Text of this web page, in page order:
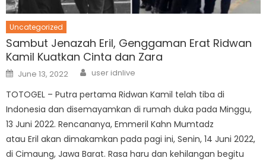
Uncategorized
Sambut Jenazah Eril, Genggaman Erat Ridwan
Kamil Kuatkan Cinta dan Zara
Posted
on
June 13, 2022 Author
user idnlive
TOTOGEL – Putra pertama Ridwan Kamil telah tiba di
Indonesia dan disemayamkan di rumah duka pada Minggu,
13 Juni 2022. Rencananya, Emmeril Kahn Mumtadz
atau Eril akan dimakamkan pada pagi ini, Senin, 14 Juni 2022,
di Cimaung, Jawa Barat. Rasa haru dan kehilangan begitu